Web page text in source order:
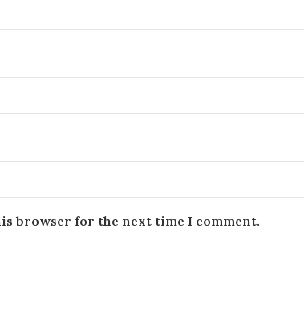
browser for the next time I comment.